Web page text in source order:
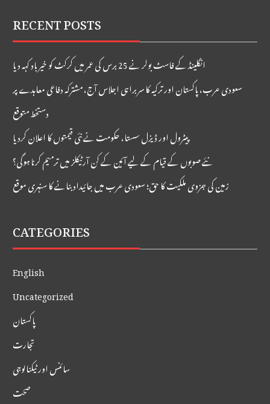
RECENT POSTS
انگلینڈ کے فاسٹ بولر نے 25 برس کی عمر میں کرکٹ کو خیر باد کہہ دیا
سعودی عرب، پاکستان اور ترکیہ کا سربراہی اجلاس آج، مشترکہ دفاعی معاہدے پر
دستخط متوقع
پیٹرول اور ڈیزل سستا، حکومت نے نئی قیمتوں کا اعلان کردیا
نئے صوبوں کے قیام کے لیے آئین کے کن آرٹیکلز میں ترمیم کرنا ہوگی؟
زمین کی جزوی ملکیت کا حق؛ سعودی عرب میں جائیداد بنانے کا سنہری موقع
CATEGORIES
English
Uncategorized
پاکستان
تجارت
سائنس اور ٹیکنالوجی
صحت